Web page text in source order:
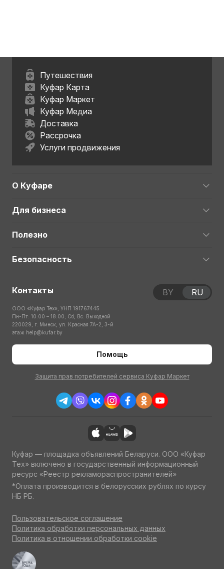
Путешествия
Куфар Карта
Куфар Маркет
Куфар Медиа
Доставка
Рассрочка
Услуги продвижения
О Куфаре
Для бизнеса
Полезно
Безопасность
Контакты
ООО «Куфар Тех», УНП 191767445
Пн-Пт: 10:00 – 18:00; Сб, Вс: Выходной
220029, г. Минск, ул. Красная 7А-2, 3-й
этаж help@kufar.by
Помощь
Защита прав потребителей сервиса Куфар Маркет
BY RU
Куфар — площадка объявлений Беларуси. ООО «Куфар
Тех» включено в государственный информационный
ресурс «Реестр рекламораспространителей»
*Оплата производится в белорусских рублях по курсу
НБ РБ.
Пользовательское соглашение
Политика обработки персональных данных
Политика в отношении обработки cookie